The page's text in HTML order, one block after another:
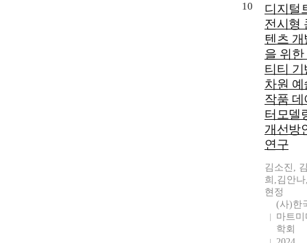
10
디지털
전시형
텐츠 개
을 위한
티티 기
차원 예
작품 데
터모델
개선방
연구
김소진,
희,김안
현정
(사)한
마트
학회